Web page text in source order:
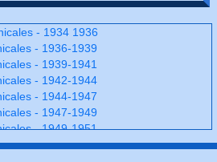
- 1934 1936
- 1936-1939
- 1939-1941
- 1942-1944
- 1944-1947
- 1947-1949
- 1949-1951
- 1951-1954